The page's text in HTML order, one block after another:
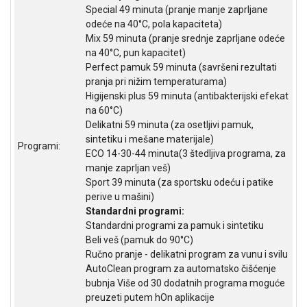
Programi:
Special 49 minuta (pranje manje zaprljane
odeće na 40°C, pola kapaciteta)
Mix 59 minuta (pranje srednje zaprljane odeće
na 40°C, pun kapacitet)
Perfect pamuk 59 minuta (savršeni rezultati
pranja pri nižim temperaturama)
Higijenski plus 59 minuta (antibakterijski efekat
na 60°C)
Delikatni 59 minuta (za osetljivi pamuk,
sintetiku i mešane materijale)
ECO 14-30-44 minuta(3 štedljiva programa, za
manje zaprljan veš)
Sport 39 minuta (za sportsku odeću i patike
perive u mašini)
Standardni programi:
Standardni programi za pamuk i sintetiku
Beli veš (pamuk do 90°C)
Ručno pranje - delikatni program za vunu i svilu
AutoClean program za automatsko čišćenje
bubnja Više od 30 dodatnih programa moguće
preuzeti putem hOn aplikacije